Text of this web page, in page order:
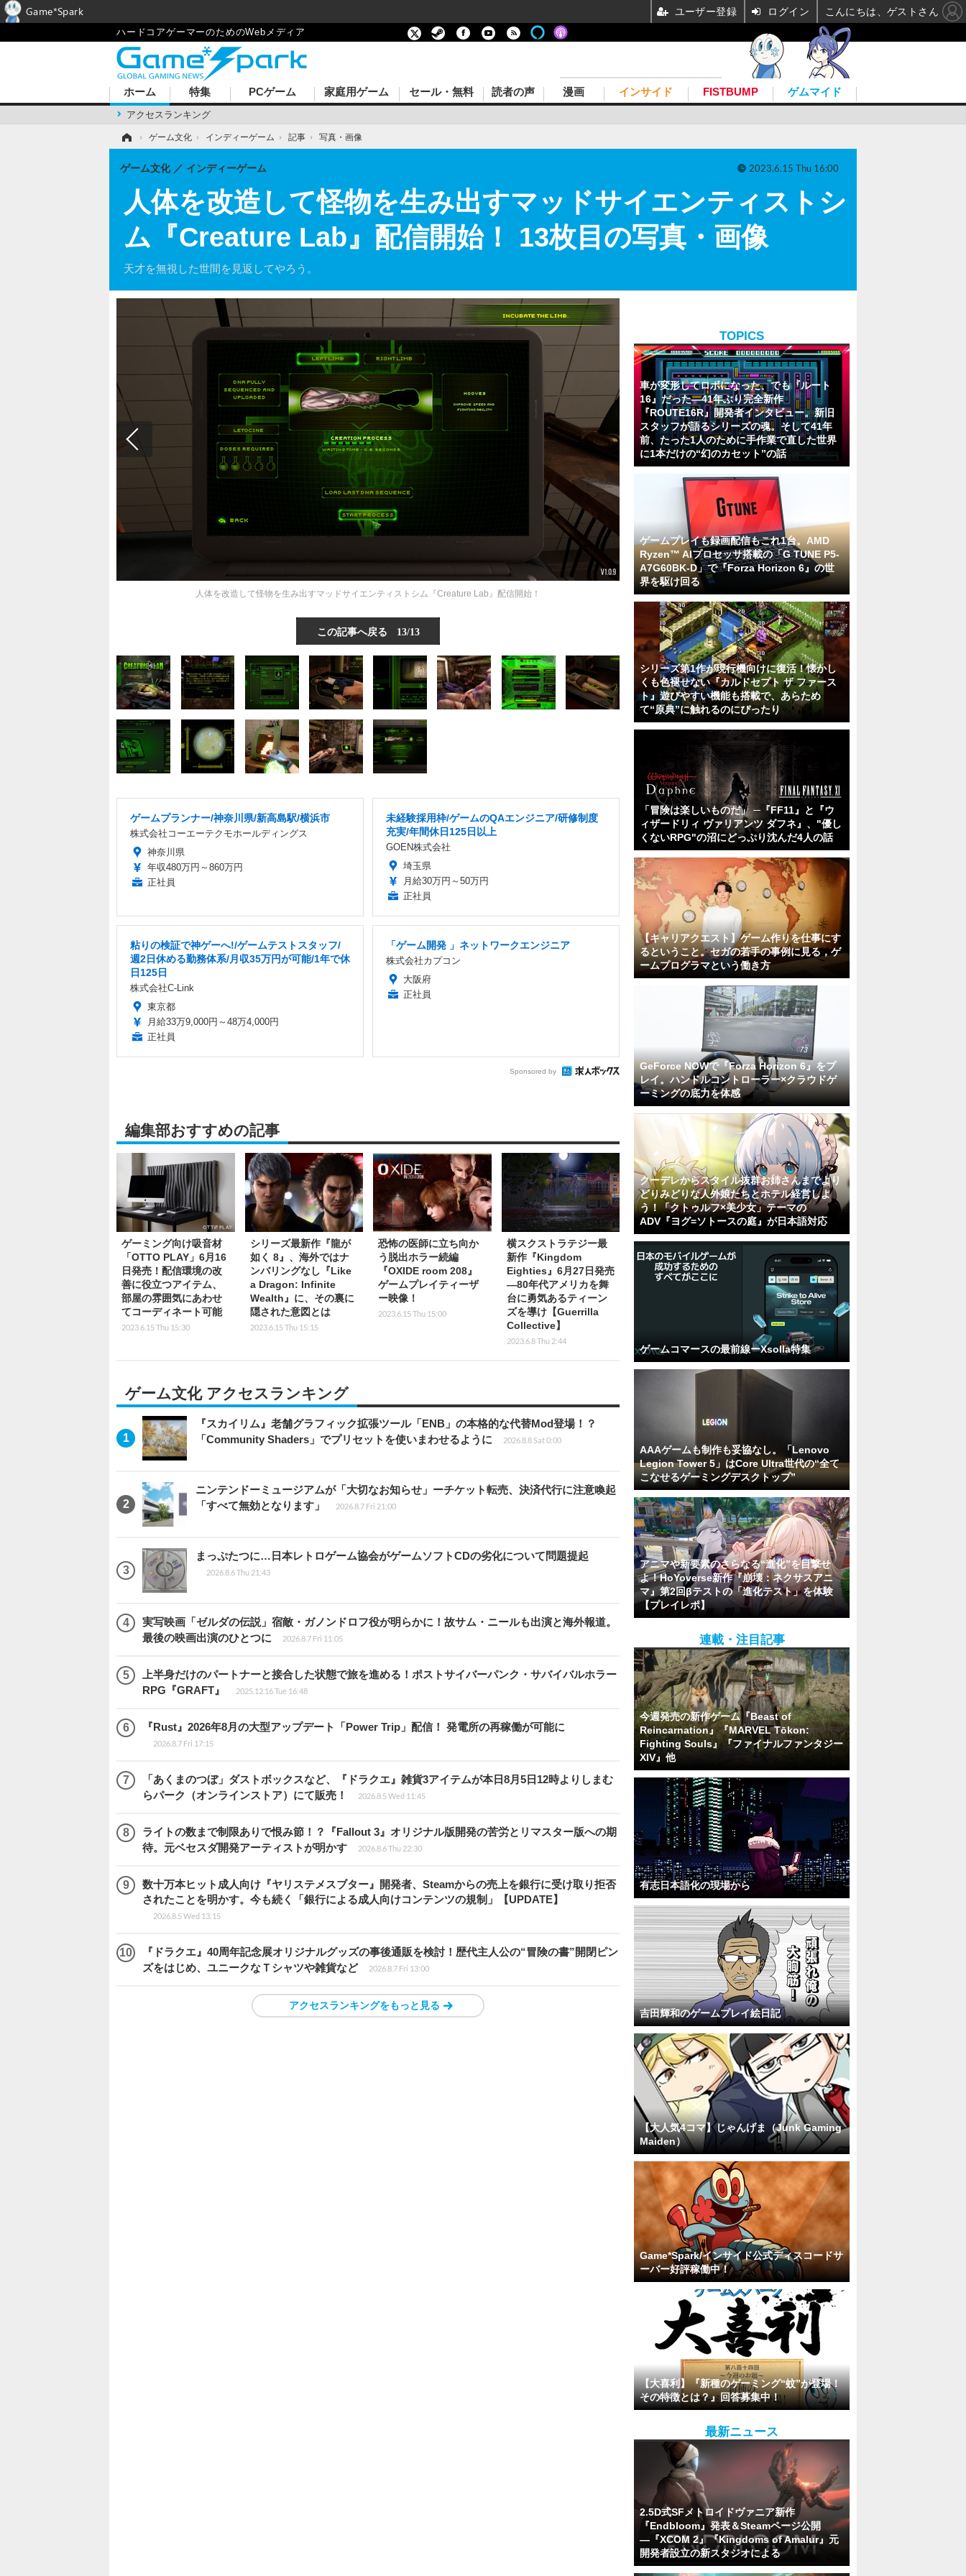
ハードコアゲーマーのためのWebメディア
ホーム
アクセスランキング
特集 PCゲーム 家庭用ゲーム セール・無料 読者の声 漫画 インサイド FISTBUMP ゲムマイド
› ゲーム文化 › インディーゲーム › 記事 › 写真・画像
人体を改造して怪物を生み出すマッドサイエンティストシ
ム『Creature Lab』配信開始！ 13枚目の写真・画像
天才を無視した世間を見返してやろう。
ゲーム文化 インディーゲーム 2023.6.15 Thu 16:00
人体を改造して怪物を生み出すマッドサイエンティストシム『Creature Lab』配信開始！
この記事へ戻る 13/13
ゲームプランナー/神奈川県/新高島駅/横浜市
株式会社コーエーテクモホールディングス
神奈川県
年収480万円～860万円
正社員
未経験採用枠/ゲームのQAエンジニア/研修制度
充実/年間休日125日以上
GOEN株式会社
埼玉県
月給30万円～50万円
正社員
粘りの検証で神ゲーへ!/ゲームテストスタッフ/
週2日休める勤務体系/月収35万円が可能/1年で休
日125日
株式会社C-Link
東京都
月給33万9,000円～48万4,000円
正社員
「ゲーム開発 」ネットワークエンジニア
株式会社カプコン
大阪府
正社員
Sponsored by
編集部おすすめの記事
ゲーミング向け吸音材
「OTTO PLAY」6月16
日発売！配信環境の改
善に役立つアイテム、
部屋の雰囲気にあわせ
てコーディネート可能
2023.6.15 Thu 15:30
シリーズ最新作『龍が
如く 8』、海外ではナ
ンバリングなし『Like
a Dragon: Infinite
Wealth』に、その裏に
隠された意図とは
2023.6.15 Thu 15:15
恐怖の医師に立ち向か
う脱出ホラー続編
『OXIDE room 208』
ゲームプレイティーザ
ー映像！
2023.6.15 Thu 15:00
横スクストラテジー最
新作『Kingdom
Eighties』6月27日発売
―80年代アメリカを舞
台に勇気あるティーン
ズを導け【Guerrilla
Collective】
2023.6.8 Thu 2:44
ゲーム文化 アクセスランキング
『スカイリム』老舗グラフィック拡張ツール「ENB」の本格的な代替Mod登場！？
「Community Shaders」でプリセットを使いまわせるように
2026.8.8 Sat 0:00
ニンテンドーミュージアムが「大切なお知らせ」ーチケット転売、決済代行に注意喚起
「すべて無効となります」
2026.8.7 Fri 21:00
まっぷたつに…日本レトロゲーム協会がゲームソフトCDの劣化について問題提起
2026.8.6 Thu 21:43
実写映画「ゼルダの伝説」宿敵・ガノンドロフ役が明らかに！故サム・ニールも出演と海外報道。
最後の映画出演のひとつに
2026.8.7 Fri 11:05
上半身だけのパートナーと接合した状態で旅を進める！ポストサイバーパンク・サバイバルホラー
RPG『GRAFT』
2025.12.16 Tue 16:48
『Rust』2026年8月の大型アップデート「Power Trip」配信！ 発電所の再稼働が可能に
2026.8.7 Fri 17:15
「あくまのつぼ」ダストボックスなど、『ドラクエ』雑貨3アイテムが本日8月5日12時よりしまむ
らパーク（オンラインストア）にて販売！
2026.8.5 Wed 11:45
ライトの数まで制限ありで恨み節！？『Fallout 3』オリジナル版開発の苦労とリマスター版への期
待。元ベセスダ開発アーティストが明かす
2026.8.6 Thu 22:30
数十万本ヒット成人向け『ヤリステメスブター』開発者、Steamからの売上を銀行に受け取り拒否
されたことを明かす。今も続く「銀行による成人向けコンテンツの規制」【UPDATE】
2026.8.5 Wed 13:15
『ドラクエ』40周年記念展オリジナルグッズの事後通販を検討！歴代主人公の“冒険の書”開閉ピン
ズをはじめ、ユニークなＴシャツや雑貨など
2026.8.7 Fri 13:00
アクセスランキングをもっと見る
TOPICS
車が変形してロボになった、でも『ルート
16』だった―41年ぶり完全新作
『ROUTE16R』開発者インタビュー。新旧
スタッフが語るシリーズの魂。そして41年
前、たった1人のために手作業で直した世界
に1本だけの“幻のカセット”の話
ゲームプレイも録画配信もこれ1台。AMD
Ryzen™ AIプロセッサ搭載の「G TUNE P5-
A7G60BK-D」で『Forza Horizon 6』の世
界を駆け回る
シリーズ第1作が現行機向けに復活！懐かし
くも色褪せない『カルドセプト ザ ファース
ト』遊びやすい機能も搭載で、あらため
て“原典”に触れるのにぴったり
「冒険は楽しいものだ」 ─『FF11』と『ウ
ィザードリィ ヴァリアンツ ダフネ』、"優し
くないRPG"の沼にどっぷり沈んだ4人の話
【キャリアクエスト】ゲーム作りを仕事にす
るということ。セガの若手の事例に見る，ゲ
ームプログラマという働き方
GeForce NOWで『Forza Horizon 6』をプ
レイ。ハンドルコントローラー×クラウドゲ
ーミングの底力を体感
クーデレからスタイル抜群お姉さんまでより
どりみどりな人外娘たちとホテル経営しよ
う！「クトゥルフ×美少女」テーマの
ADV『ヨグ=ソトースの庭』が日本語対応
ゲームコマースの最前線ーXsolla特集
AAAゲームも制作も妥協なし。「Lenovo
Legion Tower 5」はCore Ultra世代の“全て
こなせるゲーミングデスクトップ”
アニマや新要素のさらなる“進化”を目撃せ
よ！HoYoverse新作『崩壊：ネクサスアニ
マ』第2回βテストの「進化テスト」を体験
【プレイレポ】
連載・注目記事
今週発売の新作ゲーム『Beast of
Reincarnation』『MARVEL Tōkon:
Fighting Souls』『ファイナルファンタジー
XIV』他
有志日本語化の現場から
吉田輝和のゲームプレイ絵日記
【大人気4コマ】じゃんげま（Junk Gaming
Maiden）
Game*Spark/インサイド公式ディスコードサ
ーバー好評稼働中！
【大喜利】『新種のゲーミング“蚊”が登場！
その特徴とは？』回答募集中！
最新ニュース
2.5D式SFメトロイドヴァニア新作
『Endbloom』発表＆Steamページ公開
―『XCOM 2』『Kingdoms of Amalur』元
開発者設立の新スタジオによる
Game*Spark ユーザー登録 ログイン こんにちは、ゲストさん